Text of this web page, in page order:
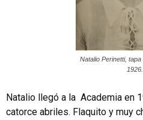
Natalio Perinetti,
1926.
Natalio llegó a la Academia en
catorce abriles. Flaquito y muy